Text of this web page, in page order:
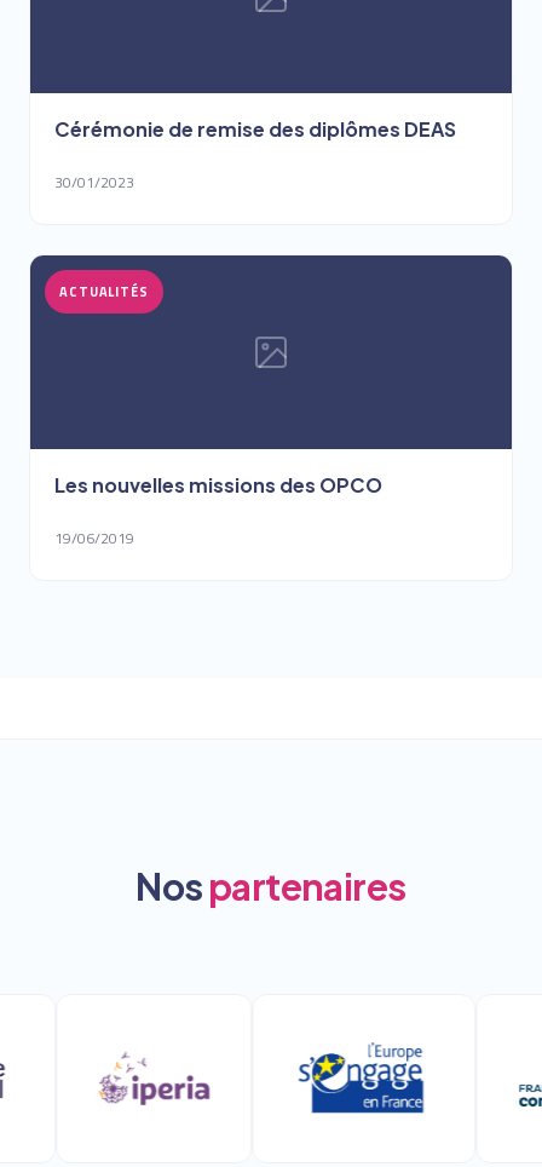
Cérémonie de remise des diplômes DEAS
30/01/2023
ACTUALITÉS
Les nouvelles missions des OPCO
19/06/2019
Nospartenaires